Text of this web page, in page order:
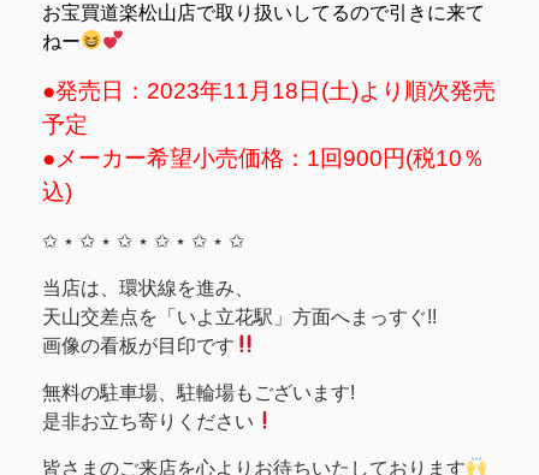
お宝買道楽松山店で取り扱いしてるので引きに来て
ねー
●発売日：2023年11月18日(土)より順次発売
予定
●メーカー希望小売価格：1回900円(税10％
込)
✩ ⋆ ✩ ⋆ ✩ ⋆ ✩ ⋆ ✩ ⋆ ✩
当店は、環状線を進み、
天山交差点を「いよ立花駅」方面へまっすぐ!!
画像の看板が目印です
無料の駐車場、駐輪場もございます!
是非お立ち寄りください
皆さまのご来店を心よりお待ちいたしております